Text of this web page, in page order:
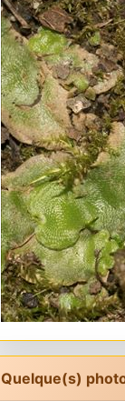
Quelque(s)